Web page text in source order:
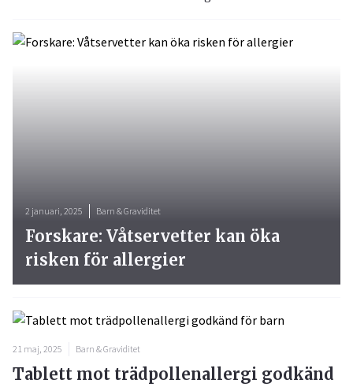
21 maj, 2025 Barn & Graviditet
Tablett mot trädpollenallergi godkänd
2 januari, 2025 Barn & Graviditet
Forskare: Våtservetter kan öka
risken för allergier